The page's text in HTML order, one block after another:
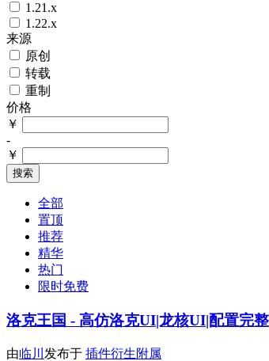
1.21.x
1.22.x
来源
原创
转载
重制
价格
￥
-
￥
搜索
全部
置顶
推荐
精华
热门
限时免费
洛克王国 - 高仿洛克UI|龙核UI|配置完整
由临川 发布于 插件衍生附属